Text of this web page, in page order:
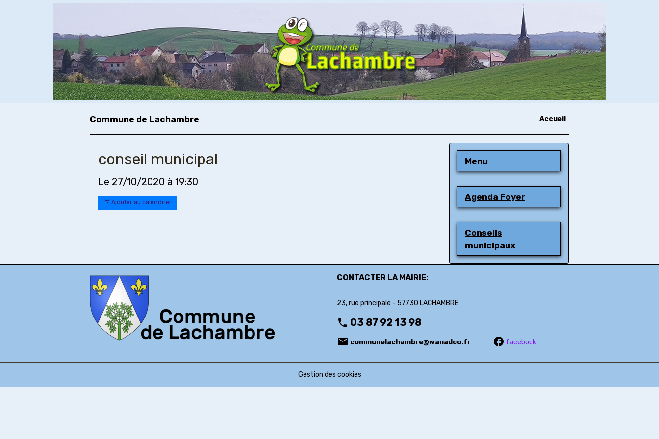
Commune de Lachambre Accueil
conseil municipal
Le 27/10/2020 à 19:30
Ajouter au calendrier
Menu
Agenda Foyer
Conseils
municipaux
CONTACTER LA MAIRIE:
23, rue principale - 57730 LACHAMBRE
03 87 92 13 98
communelachambre@wanadoo.fr facebook
Gestion des cookies